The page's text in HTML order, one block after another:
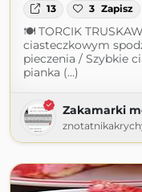
13 3 Zapisz
🍽 TORCIK
ciasteczkowym
pieczenia / Szybkie
pianka (...)
Zakamarki